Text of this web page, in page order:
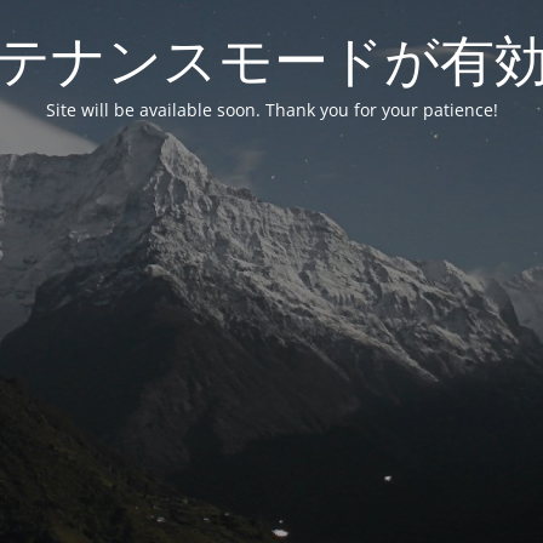
ナンスモードが有
Site will be available soon. Thank you for your patience!